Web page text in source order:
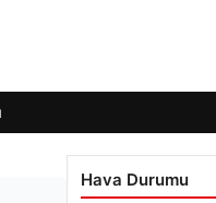
Hava Durumu